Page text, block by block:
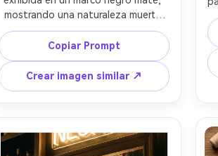
mostrando una naturaleza muerta
iluminada por una vela de un vaso,
cubo de hielo y humo de cigarro
enrollándose en el titular, paleta
ámbar cálido, letras modernas con
serif, márgenes generosos, textura
de papel sutil, impresión lista 300
dpi, fotografiada 85mm f/1.8 con
poca profundidad de campo,
contraste dramático, enfoque nítido
Copiar Prompt
Crear imagen similar ↗